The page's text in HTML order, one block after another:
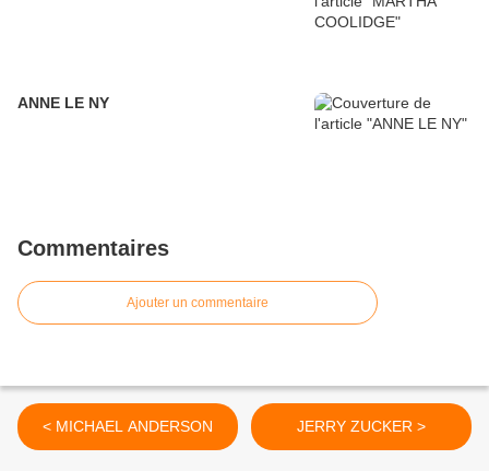
ANNE LE NY
Commentaires
Ajouter un commentaire
< MICHAEL ANDERSON JERRY ZUCKER >